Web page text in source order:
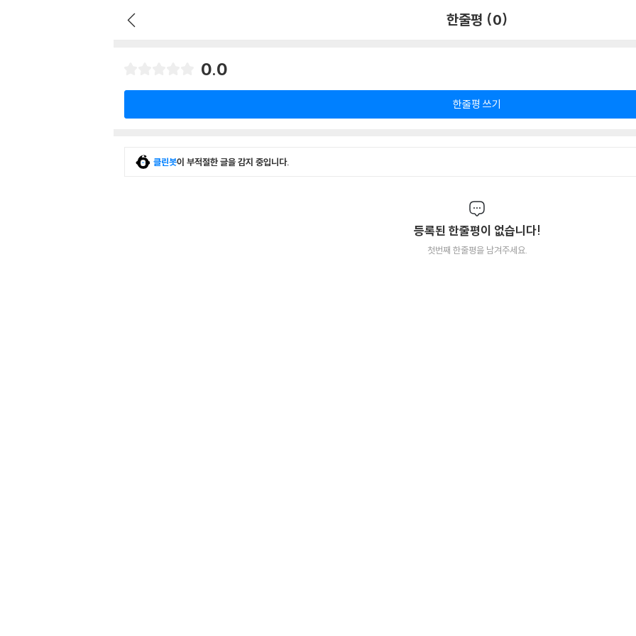
한줄평 (0)
0.0
한줄평 쓰기
클린봇이 부적절한 글을 감지 중입니다.
등록된 한줄평이 없습니다!
첫번째 한줄평을 남겨주세요.